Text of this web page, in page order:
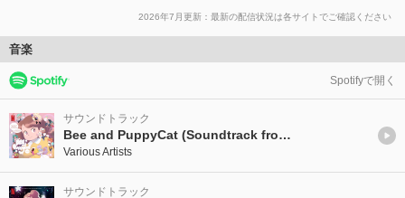
2026年7月更新：最新の配信状況は各サイトでご確認ください
音楽
Spotifyで開く
サウンドトラック
Bee and PuppyCat (Soundtrack from the Netflix Series) Vol. 1
Various Artists
サウンドトラック